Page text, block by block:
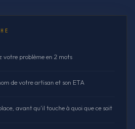
votre problème en 2 mots
de votre artisan et son ETA
avant qu'il touche à quoi que ce soit